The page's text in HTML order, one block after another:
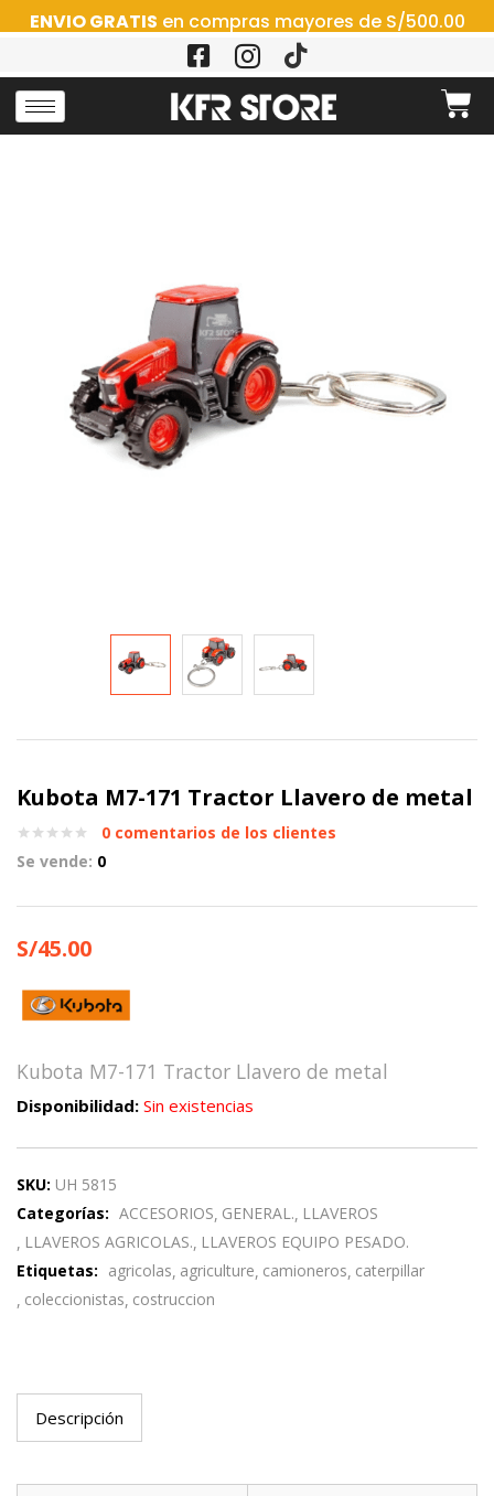
ENVIO GRATIS en compras mayores de S/500.00
Kubota M7-171 Tractor Llavero de metal
0 comentarios de los clientes
Se vende: 0
S/45.00
Kubota M7-171 Tractor Llavero de metal
Disponibilidad: Sin existencias
SKU: UH 5815
Categorías: ACCESORIOS GENERAL. LLAVEROS
LLAVEROS AGRICOLAS. LLAVEROS EQUIPO PESADO.
Etiquetas: agricolas agriculture camioneros caterpillar
coleccionistas costruccion
Descripción